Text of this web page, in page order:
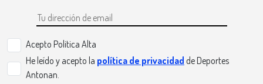
Acepto Politica Alta
He leído y acepto la política de privacidad de Deportes
Antonan.